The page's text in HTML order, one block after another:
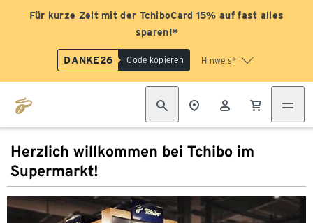
Für kurze Zeit mit der TchiboCard 15% auf fast alles
sparen!*
DANKE26 Code kopieren Hinweis*
Herzlich willkommen bei Tchibo im
Supermarkt!